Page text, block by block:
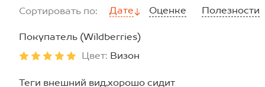
Сортировать по: Дате Оценке Полезности
Покупатель (Wildberries)
Цвет: Визон
Теги внешний вид,хорошо сидит